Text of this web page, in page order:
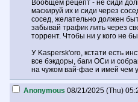
Вообщем рецепт - не сиди
маскируй их и сиди через
сосед, желательно должен
забывай трафик лить через
торрент. Чтобы ни у кого не
У Kaspersk'ого, кстати есть
все бэкдоры, баги ОСи и
на чужом вай-фае и имей чем
Anonymous 08/21/2025 (Thu)